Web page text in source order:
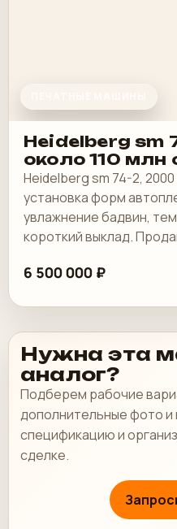
Heidelberg sm
около 110 млн
Heidelberg sm 74-2, 2000
установка форм
увлажнение бадвин,
короткий выклад.
хорошем состоянии,
6 500 000 ₽
Нужна эта
аналог?
Подберем рабочие
дополнительные фото
спецификацию и
сделке.